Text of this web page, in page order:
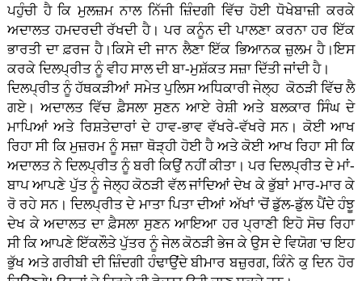
ਪਹੁੰਚੀ ਹੈ ਕਿ ਮੁਲਜ਼ਮ ਨਾਲ ਨਿੱਜੀ ਜ਼ਿੰਦਗੀ ਵਿੱਚ ਹੋਈ ਧੋਖੇਬਾਜ਼ੀ ਕਰਕੇ
ਅਦਾਲਤ ਹਮਦਰਦੀ ਰੱਖਦੀ ਹੈ। ਪਰ ਕਨੂੰਨ ਦੀ ਪਾਲਣਾ ਕਰਨਾ ਹਰ ਇੱਕ
ਭਾਰਤੀ ਦਾ ਫ਼ਰਜ ਹੈ।ਕਿਸੇ ਦੀ ਜਾਨ ਲੈਣਾ ਇੱਕ ਭਿਆਨਕ ਜ਼ੁਲਮ ਹੈ।ਇਸ
ਕਰਕੇ ਦਿਲਪ੍ਰੀਤ ਨੂੰ ਵੀਹ ਸਾਲ ਦੀ ਬਾ-ਮੁਸ਼ੱਕਤ ਸਜ਼ਾ ਦਿੱਤੀ ਜਾਂਦੀ ਹੈ।
ਦਿਲਪ੍ਰੀਤ ਨੂੰ ਹੱਥਕੜੀਆਂ ਸਮੇਤ ਪੁਲਿਸ ਅਧਿਕਾਰੀ ਜੇਲ੍ਹ ਕੋਠੜੀ ਵਿੱਚ ਲੈ
ਗਏ। ਅਦਾਲਤ ਵਿੱਚ ਫ਼ੈਸਲਾ ਸੁਣਨ ਆਏ ਰੇਸ਼ੀ ਅਤੇ ਬਲਕਾਰ ਸਿੰਘ ਦੇ
ਮਾਪਿਆਂ ਅਤੇ ਰਿਸ਼ਤੇਦਾਰਾਂ ਦੇ ਹਾਵ-ਭਾਵ ਵੱਖਰੇ-ਵੱਖਰੇ ਸਨ। ਕੋਈ ਆਖ
ਰਿਹਾ ਸੀ ਕਿ ਮੁਜ਼ਰਮ ਨੂੰ ਸਜ਼ਾ ਥੋੜ੍ਹੀ ਹੋਈ ਹੈ ਅਤੇ ਕੋਈ ਆਖ ਰਿਹਾ ਸੀ ਕਿ
ਅਦਾਲਤ ਨੇ ਦਿਲਪ੍ਰੀਤ ਨੂੰ ਬਰੀ ਕਿਉਂ ਨਹੀਂ ਕੀਤਾ। ਪਰ ਦਿਲਪ੍ਰੀਤ ਦੇ ਮਾਂ-
ਬਾਪ ਆਪਣੇ ਪੁੱਤ ਨੂੰ ਜੇਲ੍ਹ ਕੋਠੜੀ ਵੱਲ ਜਾਂਦਿਆਂ ਦੇਖ ਕੇ ਭੁੱਬਾਂ ਮਾਰ-ਮਾਰ ਕੇ
ਰੋ ਰਹੇ ਸਨ। ਦਿਲਪ੍ਰੀਤ ਦੇ ਮਾਤਾ ਪਿਤਾ ਦੀਆਂ ਅੱਖਾਂ 'ਚੋਂ ਡੁੱਲ-ਡੁੱਲ ਪੈਂਦੇ ਹੰਝੂ
ਦੇਖ ਕੇ ਅਦਾਲਤ ਦਾ ਫ਼ੈਸਲਾ ਸੁਣਨ ਆਇਆ ਹਰ ਪ੍ਰਾਣੀ ਇਹੋ ਸੋਚ ਰਿਹਾ
ਸੀ ਕਿ ਆਪਣੇ ਇੱਕਲੌਤੇ ਪੁੱਤਰ ਨੂੰ ਜੇਲ ਕੋਠੜੀ ਭੇਜ ਕੇ ਉਸ ਦੇ ਵਿਯੋਗ 'ਚ ਇਹ
ਭੁੱਖ ਅਤੇ ਗਰੀਬੀ ਦੀ ਜ਼ਿੰਦਗੀ ਹੰਢਾਉਂਦੇ ਬੀਮਾਰ ਬਜ਼ੁਰਗ, ਕਿੰਨੇ ਕੁ ਦਿਨ ਹੋਰ